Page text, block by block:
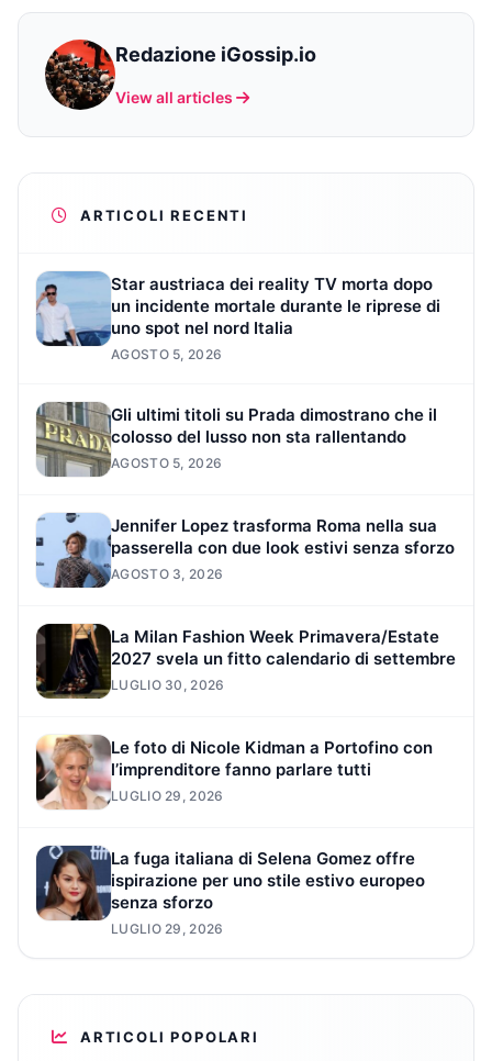
Redazione iGossip.io
View all articles
ARTICOLI RECENTI
Star austriaca dei reality TV morta dopo
un incidente mortale durante le riprese di
uno spot nel nord Italia
AGOSTO 5, 2026
Gli ultimi titoli su Prada dimostrano che il
colosso del lusso non sta rallentando
AGOSTO 5, 2026
Jennifer Lopez trasforma Roma nella sua
passerella con due look estivi senza sforzo
AGOSTO 3, 2026
La Milan Fashion Week Primavera/Estate
2027 svela un fitto calendario di settembre
LUGLIO 30, 2026
Le foto di Nicole Kidman a Portofino con
l’imprenditore fanno parlare tutti
LUGLIO 29, 2026
La fuga italiana di Selena Gomez offre
ispirazione per uno stile estivo europeo
senza sforzo
LUGLIO 29, 2026
ARTICOLI POPOLARI